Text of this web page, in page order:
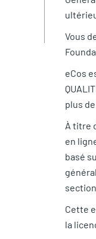
Vous
eCos
plus
À titre
en
basé
Cette
la